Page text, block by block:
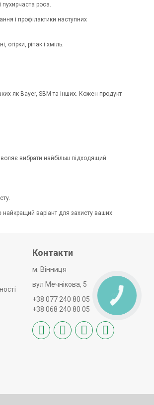
роса.
і профілактики наступних
ріпак і хміль.
як Bayer, SBM та інших. Кожен продукт
вибрати найбільш підходящий
варіант для захисту ваших
Контакти
м. Вінниця
вул Мечнікова, 5
+38 077 240 80 05
+38 068 240 80 05
КНОПКА
ЗВ'ЯЗКУ